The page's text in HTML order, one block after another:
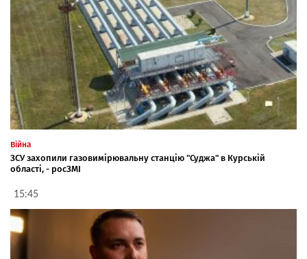
Війна
ЗСУ захопили газовимірювальну станцію "Суджа" в Курській
області, - росЗМІ
15:45